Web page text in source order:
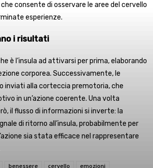
consente di osservare le aree del cervello
esperienze.
i risultati
è l’insula ad attivarsi per prima, elaborando
corporea. Successivamente, le
inviati alla corteccia premotoria, che
in un’azione coerente. Una volta
il flusso di informazioni si inverte: la
di ritorno all’insula, probabilmente per
sia stata efficace nel rappresentare
benessere cervello emozioni